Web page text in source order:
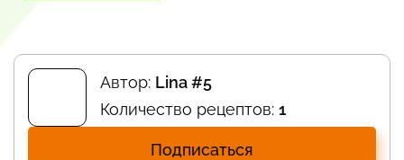
Автор: Lina #5
Количество рецептов: 1
Подписаться